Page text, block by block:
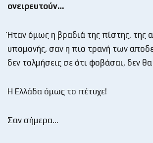
ονειρευτούν…
Ήταν όμως η βραδιά της πίστης, της
υπομονής, σαν η πιο τρανή των
δεν τολμήσεις σε ότι φοβάσαι, δεν θα
Η Ελλάδα όμως το πέτυχε!
Σαν σήμερα…